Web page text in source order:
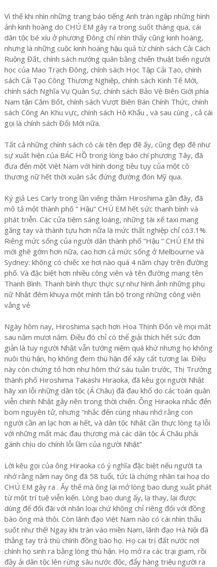
Vì thế khi nhìn những trang báo tiếng Anh tràn ngập những hình
ảnh kinh hoàng do CHÚ EM gây ra trong suốt tháng qua, cái
dân tộc bé xíu ở phương Đông chỉ nhìn thấy cũng kinh hoàng,
nhưng là những cuộc kinh hoàng hậu quả từ chính sách Cải Cách
Ruộng Đất, chính sách nướng quân bằng chiến thuật biển người
học của Mao Trạch Đông, chính sách Học Tập Cải Tạo, chính
sách Cải Tạo Công Thương Nghiệp, chính sách Kinh Tế Mới,
chính sách Nghĩa Vụ Quân Sự, chính sách Bảo Vệ Biên Giới phía
Nam tận Căm Bốt, chính sách Vượt Biên Bán Chính Thức, chính
sách Công An Khu vực, chính sách Hộ Khẩu , và sau cùng , cả cái
gọi là chính sách Đổi Mới nữa.
Tất cả những chính sách có cái tên đẹp đẽ ấy, cũng đẹp đẽ như
sự xuất hiện của BÁC HỒ trong lòng báo chí phương Tây, đã
đưa đến một Việt Nam với hình dong tiều tụy của một cô
thương nữ hết thời xuân sắc đứng đường đón Mỹ qua.
Ký giả Les Carly trong lần viếng thăm Hiroshima gần đây, đã
mô tả một thành phố “ Hậu” CHÚ EM hết sức thanh bình và
phát triễn. Các cửa tiệm sáng loáng, những tài xế taxi mang
găng tay và thành tựu hơn nữa là mức thất nghiệp chỉ có3.1%.
Riêng mức sống của người dân thành phố “Hậu “ CHÚ EM thì
mới ghê gớm hơn nữa, cao hơn cả mức sống ở Melbourne và
Sydney: không có chiếc xe hơi nào quá 4 năm chạy trên đường
phố. Và đặc biệt hơn nhiều công viên và tên đường mang tên
Thanh Bình. Thanh bình thực thực sự như hình ảnh những phụ
nữ Nhật đêm khuya một mình tản bộ trong những công viên
vắng vẻ
Ngày hôm nay, Hiroshima sạch hơn Hoa Thịnh Đốn về mọi măt
sau năm mươi năm. Điều đó chỉ có thể giải thích hết sức đơn
giản là tuy người Nhật vẫn tướng niệm quá khứ nhưng họ không
nuôi thù hận, họ không đem thù hận để xây cất tương lai. Điều
này còn chứng tỏ hơn như hôm thứ sáu tuần trước, Thị Trưởng
thành phố Hiroshima Takashi Hiraoka, đã kêu gọi người Nhật
hãy xin lỗi những dân tộc (Á Châu) đã đau khổ do các toán quân
viễn chinh Nhật gây nên trong thời chiến. Ông Hiraoka nhắc đến
bom nguyên tử, nhưng “nhắc đến cùng nhau nhớ rằng con
người cần an lạc hơn ai hết, và dân tộc Nhật cần thực lòng tạ lỗi
với những mất mác đau thương mà các dân tộc Á Châu phải
gánh chịu do chính lỗi lầm của người Nhật”
Lời kêu gọi của ông Hiraoka có ý nghĩa đặc biệt nếu người ta
nhớ rằng năm nay ông đã 58 tuổi, tức là chứng nhân tai hoạ do
CHÚ EM gây ra . Ấy thế mà ông lại mở lòng bao dung xuất phát
từ một trí tuệ viễn kiến. Lòng bao dung ấy, lạ thay, lại được
dùng để đối đãi với nhân loại chứ không chỉ riêng đối với đồng
bào ông mà thôi. Còn lãnh đạo Việt Nam nào có cái nhìn thấu
suốt như thế! Ngay khi tràn vào miền Nam, lãnh đạo Hà Nội đã
thẳng tay trả thù chính đồng bào họ. Họ cai trị đất nước nơi
chính họ sinh ra bằng lòng thù hận. Họ mở ra các trại giam, rồi
đầy ải dân tộc lên rừng sâu nước độc, đẩy hàng triệu người ra